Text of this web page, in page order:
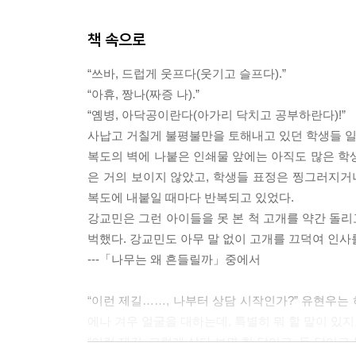
책 속으로
“쓰바, 드럽게 웃프다(웃기고 슬프다).”
“아휴, 짱나(짜증 나).”
“옘병, 아닥공이란다(아가리 닥치고 공부하란다)!”
사납고 거칠게 불평불만을 토해내고 있던 학생들
복도의 벽에 나붙은 인쇄물 앞에는 아직도 많은
은 거의 보이지 않았고, 학생들 표정은 찡그러지
복도에 내붙일 때마다 반복되고 있었다.
강교민은 그런 아이들을 못 본 척 고개를 약간 돌
벅했다. 강교민도 아무 말 없이 고개를 끄덕여 인
---「나무는 왜 흔들릴까」중에서
“이런 제길……, 나부터 상담 시작인가?” 유현우
“이런 제길. 그렇게 살다 보면 한 달이고, 두 달이